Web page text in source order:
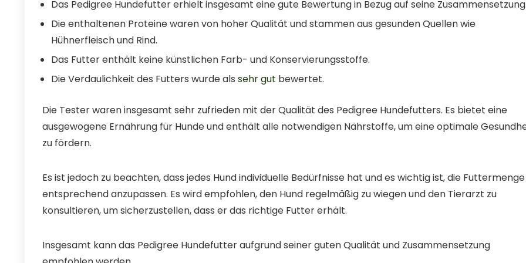
Das Pedigree Hundefutter erhielt insgesamt eine gute Bewertung in Bezug auf seine
Die enthaltenen Proteine waren von hoher Qualität und stammen aus gesunden Quellen wie
Hühnerfleisch und Rind.
Das Futter enthält keine künstlichen Farb- und Konservierungsstoffe.
Die Verdaulichkeit des Futters wurde als sehr gut bewertet.
Die Tester waren insgesamt sehr zufrieden mit der Qualität des Pedigree Hundefutters. Es bietet eine
ausgewogene Ernährung für Hunde und enthält alle notwendigen Nährstoffe, um eine optimale
zu fördern.
Es ist jedoch zu beachten, dass jedes Hund individuelle Bedürfnisse hat und es wichtig ist, die Futtermenge
entsprechend anzupassen. Es wird empfohlen, den Hund regelmäßig zu wiegen und den Tierarzt zu
konsultieren, um sicherzustellen, dass er das richtige Futter erhält.
Insgesamt kann das Pedigree Hundefutter aufgrund seiner guten Qualität und Zusammensetzung